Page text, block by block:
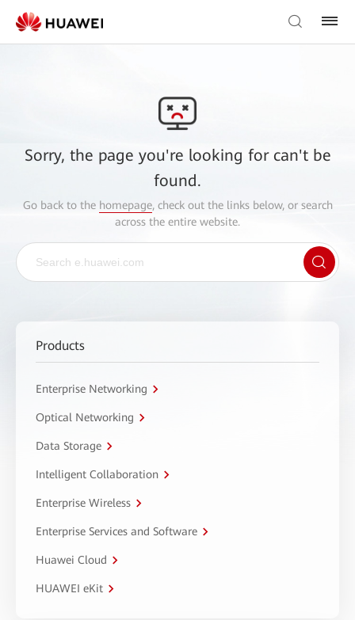
Sorry, the page you're looking for can't be
found.
Go back to the homepage, check out the links below, or search
across the entire website.
Products
Enterprise Networking
Optical Networking
Data Storage
Intelligent Collaboration
Enterprise Wireless
Enterprise Services and Software
Huawei Cloud
HUAWEI eKit